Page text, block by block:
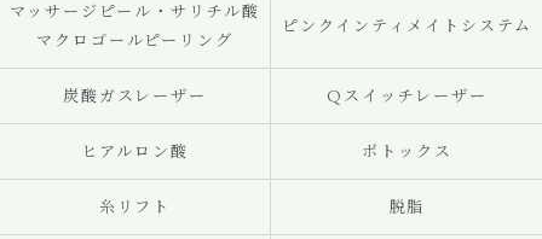
マッサージピール・サリチル酸
マクロゴールピーリング
ピンクインティメイトシステム
炭酸ガスレーザー Qスイッチレーザー
ヒアルロン酸 ボトックス
糸リフト 脱脂